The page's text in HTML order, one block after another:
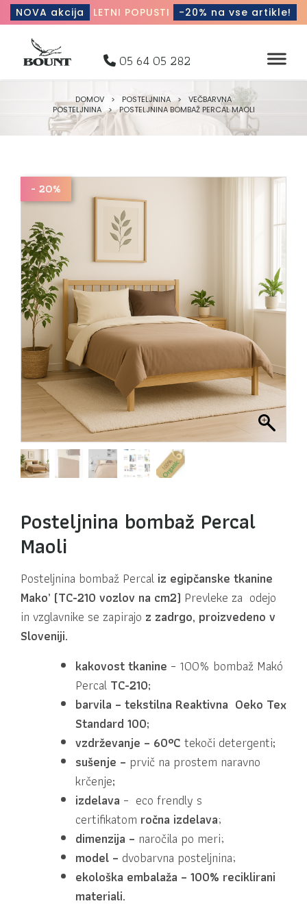
NOVA akcija LETNI POPUSTI -20% na vse artikle!
05 64 05 282
DOMOV > POSTELJNINA >
VEČBARVNA
POSTELJNINA
> POSTELJNINA BOMBAŽ PERCAL MAOLI
- 20%
Posteljnina bombaž Percal
Maoli
Posteljnina bombaž Percal iz egipčanske tkanine
Mako’ (TC-210 vozlov na cm2) Prevleke za odejo
in vzglavnike se zapirajo z zadrgo, proizvedeno v
Sloveniji.
kakovost tkanine – 100% bombaž Makó
Percal TC-210;
barvila – tekstilna Reaktivna Oeko Tex
Standard 100;
vzdrževanje – 60°C tekoči detergenti;
sušenje – prvič na prostem naravno
krčenje;
izdelava – eco frendly s
certifikatom ročna izdelava;
dimenzija – naročila po meri;
model – dvobarvna posteljnina;
ekološka embalaža – 100% reciklirani
materiali.